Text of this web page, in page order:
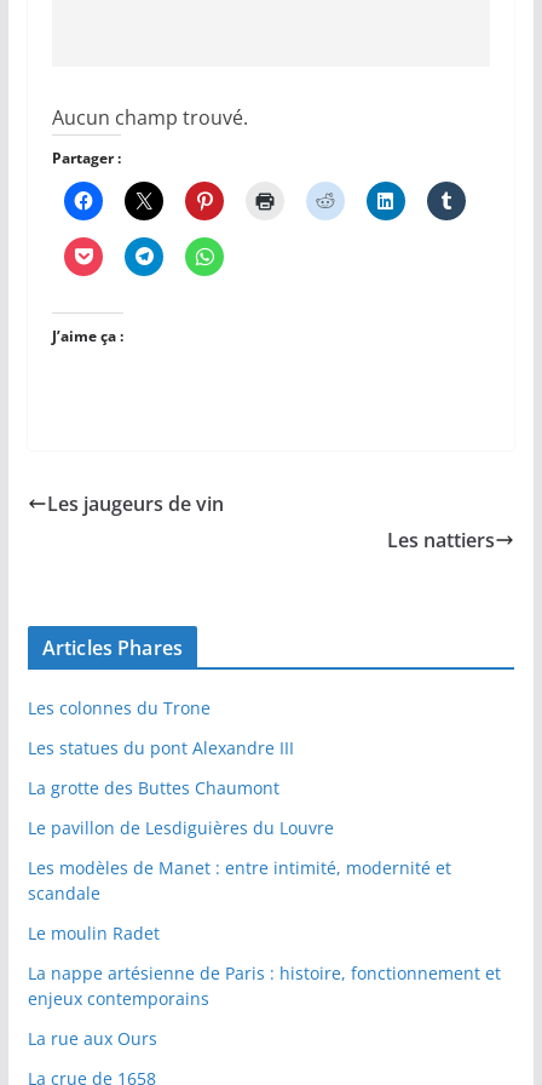
Aucun champ trouvé.
Partager :
J’aime ça :
Les jaugeurs de vin
Les nattiers
Articles Phares
Les colonnes du Trone
Les statues du pont Alexandre III
La grotte des Buttes Chaumont
Le pavillon de Lesdiguières du Louvre
Les modèles de Manet : entre intimité, modernité et
scandale
Le moulin Radet
La nappe artésienne de Paris : histoire, fonctionnement et
enjeux contemporains
La rue aux Ours
La crue de 1658